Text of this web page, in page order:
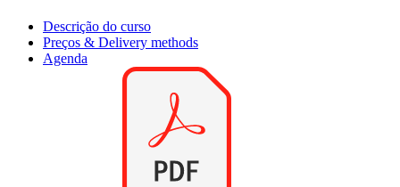
Descrição do curso
Preços & Delivery methods
Agenda